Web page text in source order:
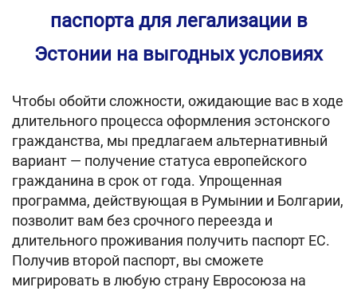
паспорта для легализации в
Эстонии на выгодных условиях
Чтобы обойти сложности, ожидающие вас в ходе
длительного процесса оформления эстонского
гражданства, мы предлагаем альтернативный
вариант — получение статуса европейского
гражданина в срок от года. Упрощенная
программа, действующая в Румынии и Болгарии,
позволит вам без срочного переезда и
длительного проживания получить паспорт ЕС.
Получив второй паспорт, вы сможете
мигрировать в любую страну Евросоюза на